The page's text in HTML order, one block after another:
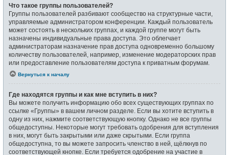
Что такое группы пользователей?
Группы пользователей разбивают сообщество на структурные части,
управляемые администратором конференции. Каждый пользователь
может состоять в нескольких группах, и каждой группе могут быть
назначены индивидуальные права доступа. Это облегчает
администраторам назначение прав доступа одновременно большому
количеству пользователей, например, изменение модераторских прав
или предоставление пользователям доступа к приватным форумам.
Вернуться к началу
Где находятся группы и как мне вступить в них?
Вы можете получить информацию обо всех существующих группах по
ссылке «Группы» в вашем личном разделе. Если вы хотите вступить в
одну из них, нажмите соответствующую кнопку. Однако не все группы
общедоступны. Некоторые могут требовать одобрения для вступления
в них, могут быть закрытыми или даже скрытыми. Если группа
общедоступна, то вы можете запросить членство в ней, щёлкнув по
соответствующей кнопке. Если требуется одобрение на участие в